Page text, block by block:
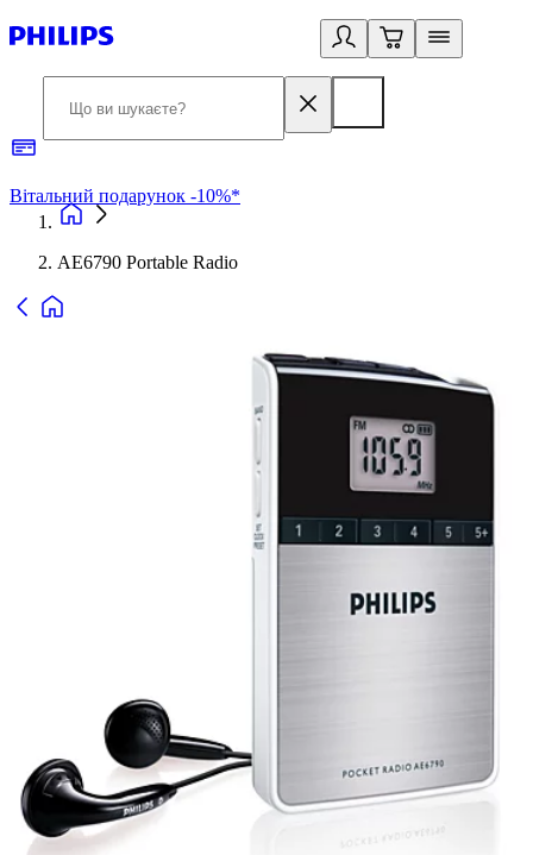
Вітальний подарунок -10%*
AE6790 Portable Radio